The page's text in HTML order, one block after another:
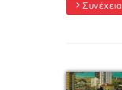
Συνέχεια